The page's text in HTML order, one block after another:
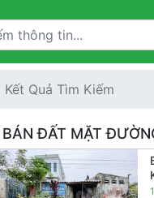
Kết Quả Tìm Kiếm
BÁN ĐẤT MẶT